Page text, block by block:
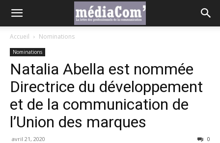
Accueil Nominations
Nominations
Natalia Abella est nommée
Directrice du développement
et de la communication de
l’Union des marques
avril 21, 2020 0